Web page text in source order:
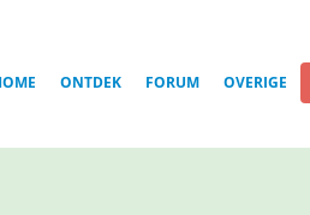
ONTDEK FORUM OVERIGE